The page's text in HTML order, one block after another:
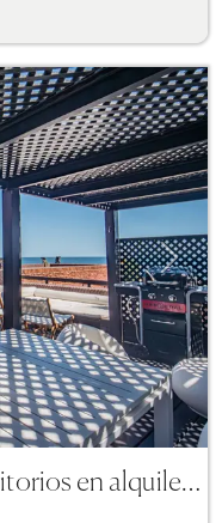
Next
Departamento de 3 dormitorios en alquiler - Terrazas de Manantiales